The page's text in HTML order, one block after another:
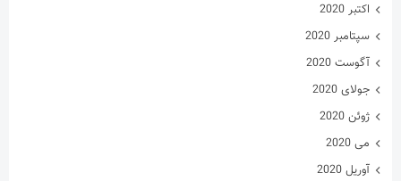
اکتبر 2020
سپتامبر 2020
آگوست 2020
جولای 2020
ژوئن 2020
می 2020
آوریل 2020